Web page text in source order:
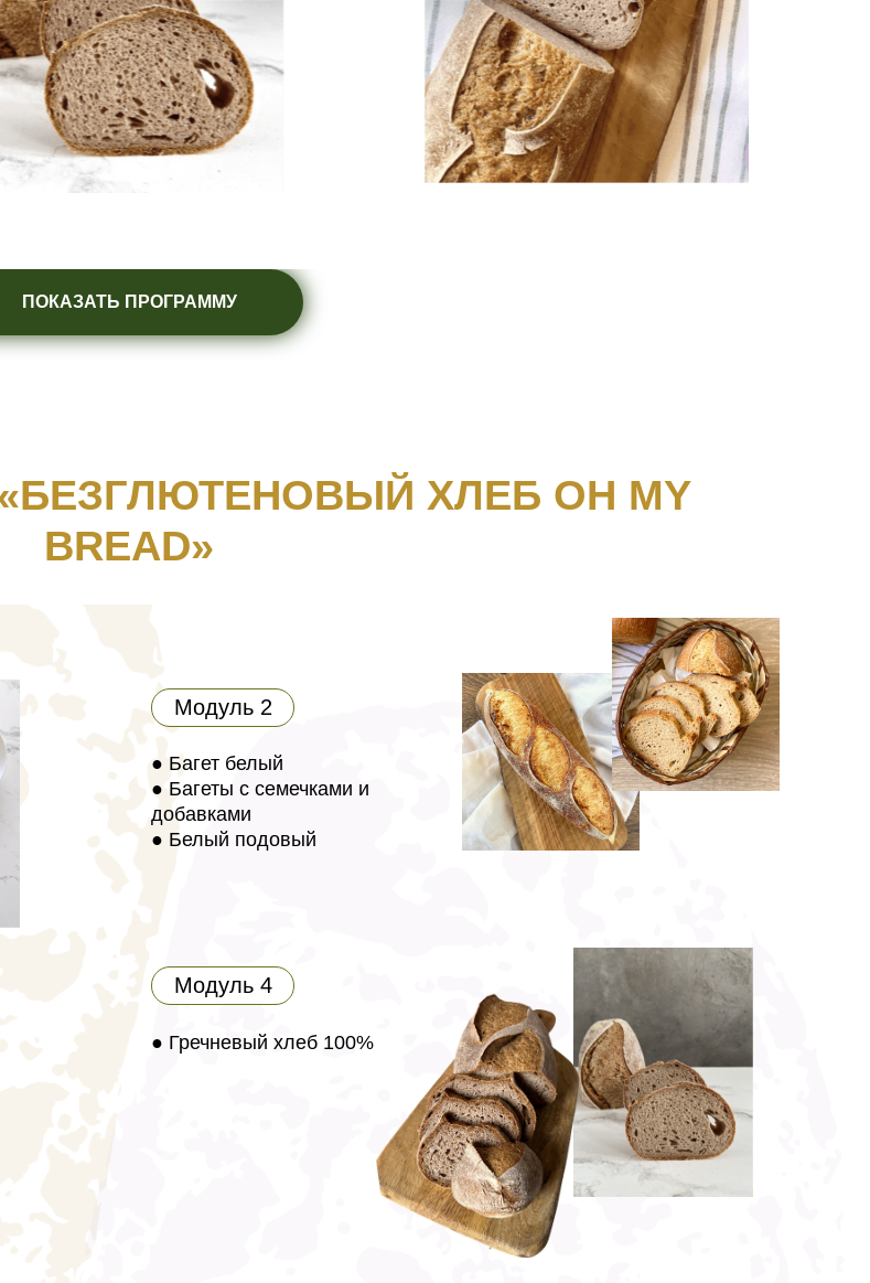
ПОКАЗАТЬ ПРОГРАММУ
ХЛЕБ OH MY
BREAD»
Модуль 4
● Гречневый хлеб 100%
Модуль 2
● Багет белый
● Багеты с семечками и
добавками
● Белый подовый